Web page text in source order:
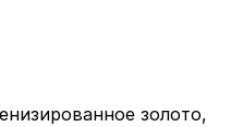
золото,